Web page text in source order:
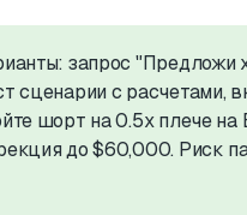
запрос "Предложи
сценарии с расчетами,
шорт на 0.5x плече на
до $60,000. Риск